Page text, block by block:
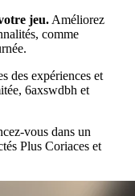
jeu. Améliorez
comme
des expériences et
6axswdbh et
vous dans un
Plus Coriaces et